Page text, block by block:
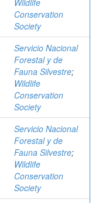
Wildlife
Conservation
Society
Servicio Nacional
Forestal y de
Fauna Silvestre;
Wildlife
Conservation
Society
Servicio Nacional
Forestal y de
Fauna Silvestre;
Wildlife
Conservation
Society